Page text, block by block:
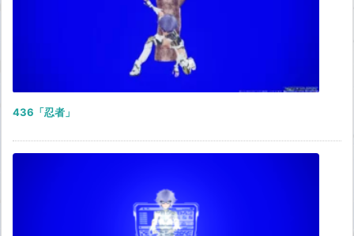
436「忍者」